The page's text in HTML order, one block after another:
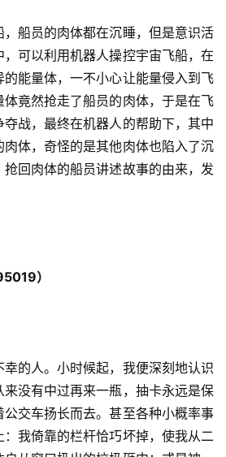
船员的肉体都在沉睡，但是意识活
可以利用机器人操控宇宙飞船，在
能量体，一不小心让能量侵入到飞
竟然抢走了船员的肉体，于是在飞
战，最终在机器人的帮助下，其中
体，奇怪的是其他肉体也陷入了沉
回肉体的船员讲述故事的由来，发
）
的人。小时候起，我便深刻地认识
没有中过再来一瓶，抽卡永远是保
交车扬长而去。甚至各种小概率事
我倚靠的栏杆恰巧坏掉，使我从二